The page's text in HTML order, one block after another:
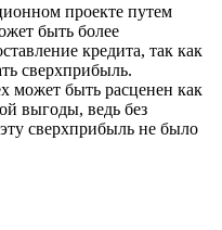
проекте путем
быть более
кредита, так как
сверхприбыль.
может быть расценен как
выгоды, ведь без
сверхприбыль не было